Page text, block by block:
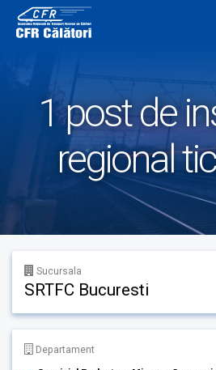
content
1 post de
regional
Sucursala
SRTFC Bucuresti
Departament